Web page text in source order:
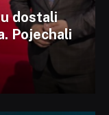
dostali
Pojechali